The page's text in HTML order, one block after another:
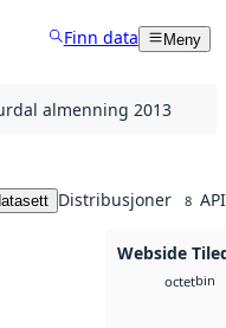
Finn data Meny
almenning 2013
Distribusjoner 8
Webside
octetbin